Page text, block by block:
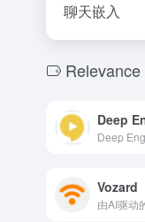
聊天嵌入
Deep
Vozard